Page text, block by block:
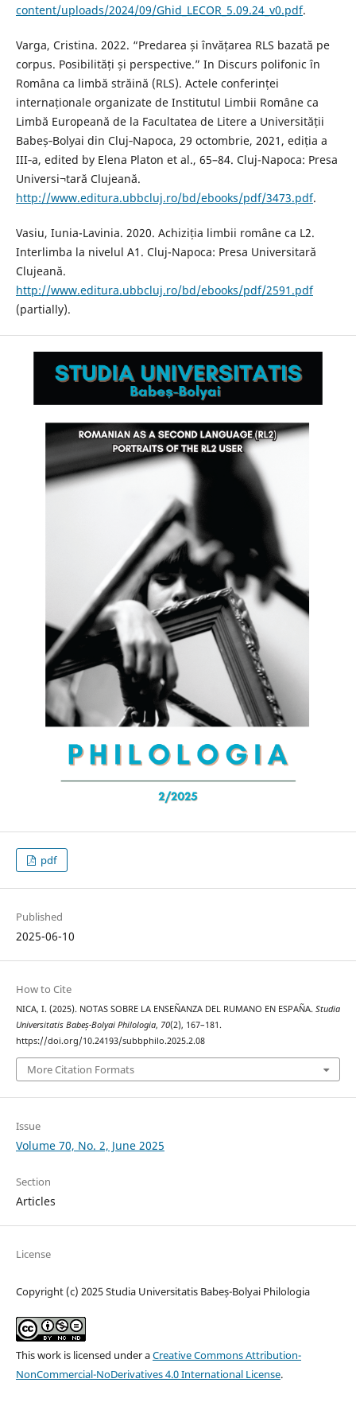
content/uploads/2024/09/Ghid_LECOR_5.09.24_v0.pdf.
Varga, Cristina. 2022. “Predarea și învățarea RLS bazată pe
corpus. Posibilități și perspective.” In Discurs polifonic în
Româna ca limbă străină (RLS). Actele conferinței
internaționale organizate de Institutul Limbii Române ca
Limbă Europeană de la Facultatea de Litere a Universității
Babeș‐Bolyai din Cluj‐Napoca, 29 octombrie, 2021, ediția a
III‐a, edited by Elena Platon et al., 65–84. Cluj-Napoca: Presa
Universi¬tară Clujeană.
http://www.editura.ubbcluj.ro/bd/ebooks/pdf/3473.pdf.
Vasiu, Iunia-Lavinia. 2020. Achiziția limbii române ca L2.
Interlimba la nivelul A1. Cluj-Napoca: Presa Universitară
Clujeană.
http://www.editura.ubbcluj.ro/bd/ebooks/pdf/2591.pdf
(partially).
pdf
Published
2025-06-10
How to Cite
NICA, I. (2025). NOTAS SOBRE LA ENSEÑANZA DEL RUMANO EN ESPAÑA. Studia
Universitatis Babeș-Bolyai Philologia, 70(2), 167–181.
https://doi.org/10.24193/subbphilo.2025.2.08
More Citation Formats
Issue
Volume 70, No. 2, June 2025
Section
Articles
License
Copyright (c) 2025 Studia Universitatis Babeș-Bolyai Philologia
This work is licensed under aCreative Commons Attribution-
NonCommercial-NoDerivatives 4.0 International License.